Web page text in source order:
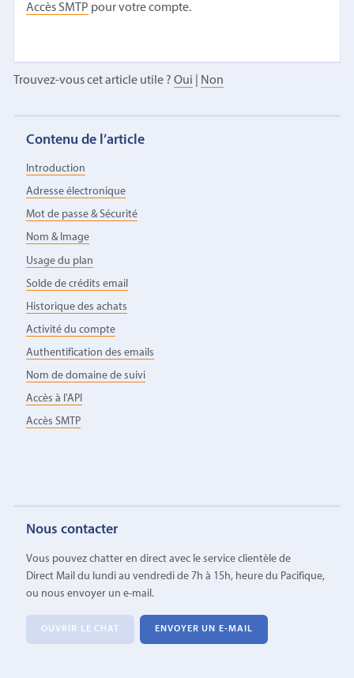
Accès SMTP pour votre compte.
Trouvez-vous cet article utile ? Oui Non
Contenu de l’article
Introduction
Adresse électronique
Mot de passe & Sécurité
Nom & Image
Usage du plan
Solde de crédits email
Historique des achats
Activité du compte
Authentification des emails
Nom de domaine de suivi
Accès à l'API
Accès SMTP
Nous contacter
Vous pouvez chatter en direct avec le service clientèle de
Direct Mail du lundi au vendredi de 7h à 15h, heure du Pacifique,
ou nous envoyer un e-mail.
OUVRIR LE CHAT ENVOYER UN E-MAIL